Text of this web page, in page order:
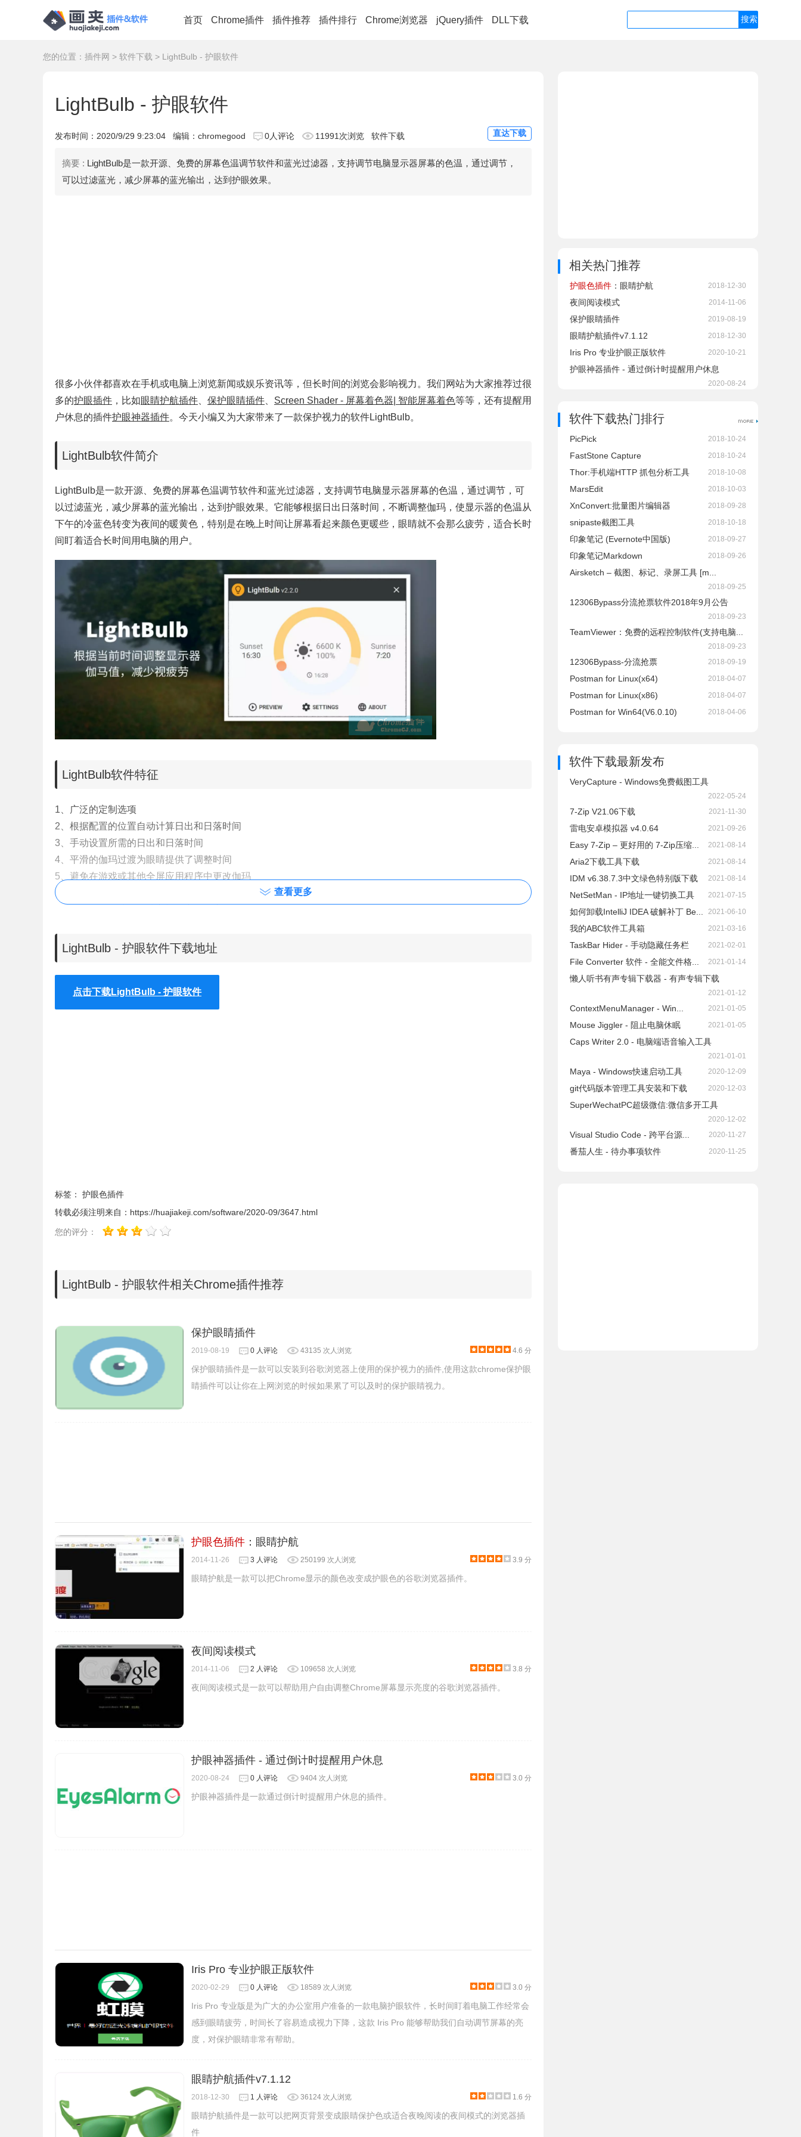
首页 Chrome插件 插件推荐 插件排行 Chrome浏览器 jQuery插件 DLL下载
您的位置： 插件网 > 软件下载 > LightBulb - 护眼软件
LightBulb - 护眼软件
发布时间： 2020/9/29 9:23:04 编辑：chromegood 0人评论 11991次浏览 软件下载 直达下载
摘要 : LightBulb是一款开源、免费的屏幕色温调节软件和蓝光过滤器，支持调节电脑显示器屏幕的色温，通过调节，
可以过滤蓝光，减少屏幕的蓝光输出，达到护眼效果。
很多小伙伴都喜欢在手机或电脑上浏览新闻或娱乐资讯等，但长时间的浏览会影响视力。我们网站为大家推荐过很
多的护眼插件 ，比如眼睛护航插件 保护眼睛插件 Screen Shader - 屏幕着色器| 智能屏幕着色等等，还有提醒用
户休息的插件护眼神器插件。今天小编又为大家带来了一款保护视力的软件LightBulb。
LightBulb软件简介
LightBulb是一款开源、免费的屏幕色温调节软件和蓝光过滤器，支持调节电脑显示器屏幕的色温，通过调节，可
以过滤蓝光，减少屏幕的蓝光输出，达到护眼效果。它能够根据日出日落时间，不断调整伽玛，使显示器的色温从
下午的冷蓝色转变为夜间的暖黄色，特别是在晚上时间让屏幕看起来颜色更暖些，眼睛就不会那么疲劳，适合长时
间盯着适合长时间用电脑的用户。
LightBulb软件特征
1、广泛的定制选项
2、根据配置的位置自动计算日出和日落时间
3、手动设置所需的日出和日落时间
4、平滑的伽玛过渡为眼睛提供了调整时间
5、避免在游戏或其他全屏应用程序中更改伽玛
6、对颜色敏感的应用程序的应用白名单
9、无需互联网即可工作
2、软件有两种方式控制亮度：1）手动设置日出、日落时间，2）根据地理位置自动设置日出日落时间。
3、LightBulb 并不是无脑改变色温，而是在日出、日落期间，有一个不知道多久的渐变区域，让色温能从白天的
4、你还可以点击系统托盘右键菜单将软件临时禁用一段时间。
LightBulb软件注意事项
1、LightBulb 支持 Windows 7 及以上的系统。
LightBulb软件官网
查看更多
LightBulb - 护眼软件下载地址
点击下载LightBulb - 护眼软件
标签：
护眼色插件
转载必须注明来自： https://huajiakeji.com/software/2020-09/3647.html
您的评分：
LightBulb - 护眼软件相关Chrome插件推荐
保护眼睛插件
2019-08-19 0 人评论 43135 次人浏览 4.6 分
保护眼睛插件是一款可以安装到谷歌浏览器上使用的保护视力的插件,使用这款chrome保护眼
睛插件可以让你在上网浏览的时候如果累了可以及时的保护眼睛视力。
护眼色插件 ：眼睛护航
2014-11-26 3 人评论 250199 次人浏览 3.9 分
眼睛护航是一款可以把Chrome显示的颜色改变成护眼色的谷歌浏览器插件。
夜间阅读模式
2014-11-06 2 人评论 109658 次人浏览 3.8 分
夜间阅读模式是一款可以帮助用户自由调整Chrome屏幕显示亮度的谷歌浏览器插件。
护眼神器插件 - 通过倒计时提醒用户休息
2020-08-24 0 人评论 9404 次人浏览 3.0 分
护眼神器插件是一款通过倒计时提醒用户休息的插件。
Iris Pro 专业护眼正版软件
2020-02-29 0 人评论 18589 次人浏览 3.0 分
Iris Pro 专业版是为广大的办公室用户准备的一款电脑护眼软件，长时间盯着电脑工作经常会
感到眼睛疲劳，时间长了容易造成视力下降，这款 Iris Pro 能够帮助我们自动调节屏幕的亮
度，对保护眼睛非常有帮助。
眼睛护航插件v7.1.12
2018-12-30 1 人评论 36124 次人浏览 1.6 分
眼睛护航插件是一款可以把网页背景变成眼睛保护色或适合夜晚阅读的夜间模式的浏览器插
件
相关热门推荐
护眼色插件 ：眼睛护航 2018-12-30
夜间阅读模式 2014-11-06
保护眼睛插件 2019-08-19
眼睛护航插件v7.1.12 2018-12-30
Iris Pro 专业护眼正版软件 2020-10-21
护眼神器插件 - 通过倒计时提醒用户休息
2020-08-24
软件下载热门排行
PicPick 2018-10-24
FastStone Capture 2018-10-24
Thor:手机端HTTP 抓包分析工具 2018-10-08
MarsEdit 2018-10-03
XnConvert:批量图片编辑器 2018-09-28
snipaste截图工具 2018-10-18
印象笔记 (Evernote中国版) 2018-09-27
印象笔记Markdown 2018-09-26
Airsketch – 截图、标记、录屏工具 [m...
2018-09-25
12306Bypass分流抢票软件2018年9月公告
2018-09-23
TeamViewer：免费的远程控制软件(支持电脑...
2018-09-23
12306Bypass-分流抢票 2018-09-19
Postman for Linux(x64) 2018-04-07
Postman for Linux(x86) 2018-04-07
Postman for Win64(V6.0.10) 2018-04-06
软件下载最新发布
VeryCapture - Windows免费截图工具
2022-05-24
7-Zip V21.06下载 2021-11-30
雷电安卓模拟器 v4.0.64 2021-09-26
Easy 7-Zip – 更好用的 7-Zip压缩... 2021-08-14
Aria2下载工具下载 2021-08-14
IDM v6.38.7.3中文绿色特别版下载 2021-08-14
NetSetMan - IP地址一键切换工具 2021-07-15
如何卸载IntelliJ IDEA 破解补丁 Be... 2021-06-10
我的ABC软件工具箱 2021-03-16
TaskBar Hider - 手动隐藏任务栏 2021-02-01
File Converter 软件 - 全能文件格... 2021-01-14
懒人听书有声专辑下载器 - 有声专辑下载
2021-01-12
ContextMenuManager - Win... 2021-01-05
Mouse Jiggler - 阻止电脑休眠 2021-01-05
Caps Writer 2.0 - 电脑端语音输入工具
2021-01-01
Maya - Windows快速启动工具 2020-12-09
git代码版本管理工具安装和下载 2020-12-03
SuperWechatPC超级微信:微信多开工具
2020-12-02
Visual Studio Code - 跨平台源... 2020-11-27
番茄人生 - 待办事项软件 2020-11-25